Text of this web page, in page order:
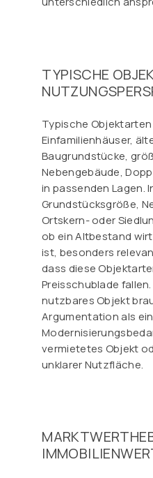
TYPISCHE
Typische
Einfamilienhäuser,
Baugrundstücke,
Nebengebäude,
in passenden Lagen.
Grundstücksgröße,
Ortskern- oder
ob ein Altbestand
ist, besonders
dass diese
Preisschublade
nutzbares Objekt
Argumentation als
vermietetes Objekt
unklarer Nutzfläche.